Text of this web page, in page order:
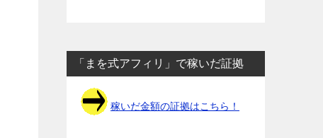
「まを式アフィリ」で稼いだ証拠
稼いだ金額の証拠はこちら！